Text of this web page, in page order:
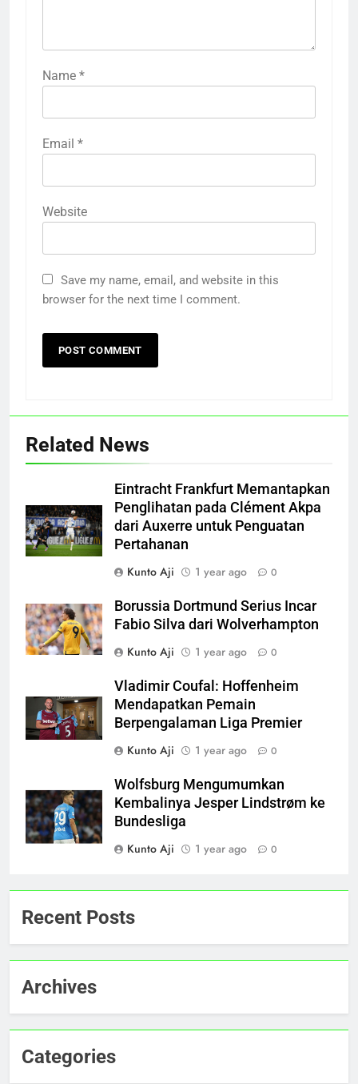
Name *
Email *
Website
Save my name, email, and website in this
browser for the next time I comment.
Related News
Eintracht Frankfurt Memantapkan
Penglihatan pada Clément Akpa
dari Auxerre untuk Penguatan
Pertahanan
Kunto Aji
1 year ago 0
Borussia Dortmund Serius Incar
Fabio Silva dari Wolverhampton
Kunto Aji
1 year ago 0
Vladimir Coufal: Hoffenheim
Mendapatkan Pemain
Berpengalaman Liga Premier
Kunto Aji
1 year ago 0
Wolfsburg Mengumumkan
Kembalinya Jesper Lindstrøm ke
Bundesliga
Kunto Aji
1 year ago 0
Recent Posts
Archives
Categories